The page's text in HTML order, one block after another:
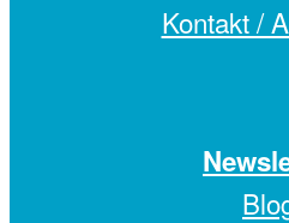
Kontakt /